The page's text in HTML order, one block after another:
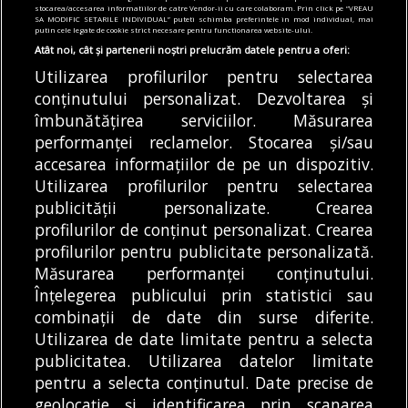
Magistrala 6 au continuat
și în iulie. Care este
stadiul viitoarelor stații
de metrou
Metrorex a precizat că
lucrările la Magistrala
6 de metrou au
continuat...
ANDREEA STĂNĂRÎNGĂ
Strada Witting. Se fac
lucrări la rețeaua de
Șoferii din București
sunt anunțați că în
zilele ce urmează o
serie...
DEDENIZ GARGULI 07/08/2026
MODIFICĂ SETĂRILE COOKIES
© Copyright 2025 - Buletin de București.
Găzduit dePresslabs.com. Powered by TRS Design.
Despre
Noi
Media
Kit
Politică De
Confidențialitate
Cookie
Policy (EU)
Cookie
Policy
stocarea/accesarea informatiilor de catre Vendor-ii cu care colaboram. Prin click pe “VREAU
SA MODIFIC SETARILE INDIVIDUAL” puteti schimba preferintele in mod individual, mai
putin cele legate de cookie strict necesare pentru functionarea website-ului.
Atât noi, cât și partenerii noștri prelucrăm datele pentru a oferi:
Utilizarea profilurilor pentru selectarea
conținutului personalizat. Dezvoltarea și
îmbunătățirea serviciilor. Măsurarea
performanței reclamelor. Stocarea și/sau
accesarea informațiilor de pe un dispozitiv.
Utilizarea profilurilor pentru selectarea
publicității personalizate. Crearea
profilurilor de conținut personalizat. Crearea
profilurilor pentru publicitate personalizată.
Măsurarea performanței conținutului.
Înțelegerea publicului prin statistici sau
combinații de date din surse diferite.
Utilizarea de date limitate pentru a selecta
publicitatea. Utilizarea datelor limitate
pentru a selecta conținutul. Date precise de